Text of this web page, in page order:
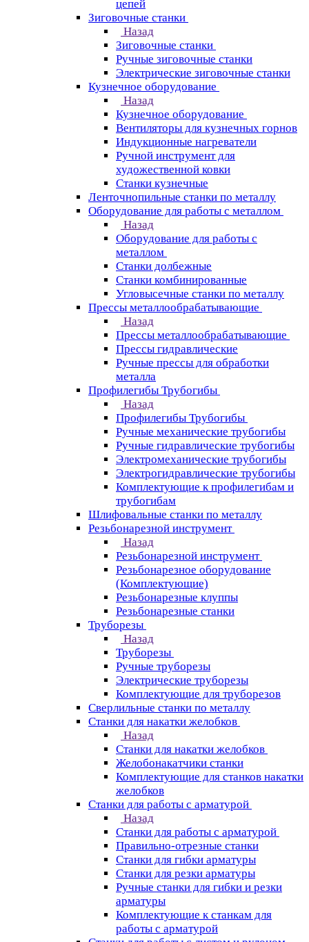
цепей
Зиговочные станки
Назад
Зиговочные станки
Ручные зиговочные станки
Электрические зиговочные станки
Кузнечное оборудование
Назад
Кузнечное оборудование
Вентиляторы для кузнечных горнов
Индукционные нагреватели
Ручной инструмент для
художественной ковки
Станки кузнечные
Ленточнопильные станки по металлу
Оборудование для работы с металлом
Назад
Оборудование для работы с
металлом
Станки долбежные
Станки комбинированные
Угловысечные станки по металлу
Прессы металлообрабатывающие
Назад
Прессы металлообрабатывающие
Прессы гидравлические
Ручные прессы для обработки
металла
Профилегибы Трубогибы
Назад
Профилегибы Трубогибы
Ручные механические трубогибы
Ручные гидравлические трубогибы
Электромеханические трубогибы
Электрогидравлические трубогибы
Комплектующие к профилегибам и
трубогибам
Шлифовальные станки по металлу
Резьбонарезной инструмент
Назад
Резьбонарезной инструмент
Резьбонарезное оборудование
(Комплектующие)
Резьбонарезные клуппы
Резьбонарезные станки
Труборезы
Назад
Труборезы
Ручные труборезы
Электрические труборезы
Комплектующие для труборезов
Сверлильные станки по металлу
Станки для накатки желобков
Назад
Станки для накатки желобков
Желобонакатчики станки
Комплектующие для станков накатки
желобков
Станки для работы с арматурой
Назад
Станки для работы с арматурой
Правильно-отрезные станки
Станки для гибки арматуры
Станки для резки арматуры
Ручные станки для гибки и резки
арматуры
Комплектующие к станкам для
работы с арматурой